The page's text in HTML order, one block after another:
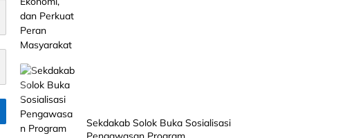
Sekdakab Solok Buka Sosialisasi